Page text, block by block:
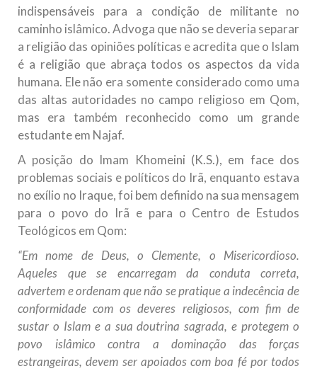
indispensáveis para a condição de militante no
caminho islâmico. Advoga que não se deveria separar
a religião das opiniões políticas e acredita que o Islam
é a religião que abraça todos os aspectos da vida
humana. Ele não era somente considerado como uma
das altas autoridades no campo religioso em Qom,
mas era também reconhecido como um grande
estudante em Najaf.
A posição do Imam Khomeini (K.S.), em face dos
problemas sociais e políticos do Irã, enquanto estava
no exílio no Iraque, foi bem definido na sua mensagem
para o povo do Irã e para o Centro de Estudos
Teológicos em Qom:
“Em nome de Deus, o Clemente, o Misericordioso.
Aqueles que se encarregam da conduta correta,
advertem e ordenam que não se pratique a indecência de
conformidade com os deveres religiosos, com fim de
sustar o Islam e a sua doutrina sagrada, e protegem o
povo islâmico contra a dominação das forças
estrangeiras, devem ser apoiados com boa fé por todos